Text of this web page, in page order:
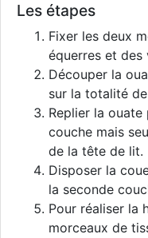
Les étapes
Fixer les deux
équerres et des
Découper la
sur la totalité
Replier la
couche mais
de la tête de lit.
Disposer la
la seconde
Pour réaliser la
morceaux de